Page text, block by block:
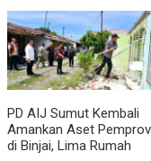
PD AIJ Sumut Kembali
Amankan Aset Pemprov
di Binjai, Lima Rumah